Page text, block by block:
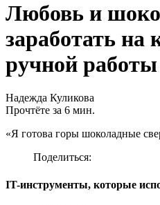
Любовь и
заработать на
ручной работы
Надежда Куликова
Прочтёте за 6 мин.
«Я готова горы шоколадные
Поделиться:
IT-инструменты, которые